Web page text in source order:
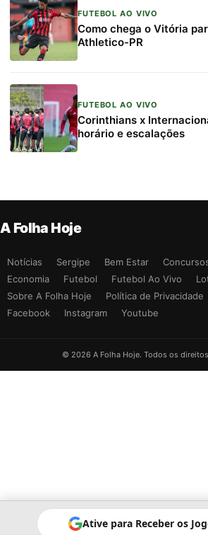
FUTEBOL AO VIVO
Como chega o Vitória
Athletico-PR
FUTEBOL AO VIVO
Corinthians x
horário e escalações
A Folha Hoje
Notícias Sergipe Bem Estar
Economia
Futebol Futebol Ao Vivo
Sobre A Folha Hoje
Política de Privacidade
Facebook
Instagram Youtube
© 2026 A Folha Hoje. Todos os
Ative para Receber os